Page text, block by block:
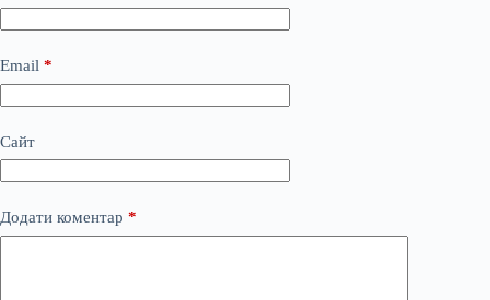
Email *
Сайт
Додати коментар *